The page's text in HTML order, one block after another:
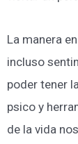
La manera
incluso
poder tener
psico y
de la vida